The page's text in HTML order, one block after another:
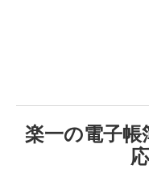
楽一の電子帳